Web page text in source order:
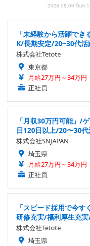
2026.08.09 Sun
「未経験から活躍で
K/長期安定/20~30代活
株式会社Tetote
東京都
月給27万円～34万円
正社員
「月収30万円可能」/
日120日以上/20〜30代
株式会社SNJAPAN
埼玉県
月給27万円～34万円
正社員
「スピード採用で今
研修充実/福利厚生充
株式会社Tetote
埼玉県